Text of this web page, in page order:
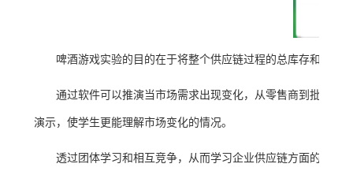
啤酒游戏实验的目的在于将整个供应链过程的总库存和延迟
通过软件可以推演当市场需求出现变化，从零售商到批发商
演示，使学生更能理解市场变化的情况。
透过团体学习和相互竞争，从而学习企业供应链方面的相关